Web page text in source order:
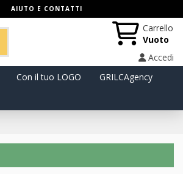
AIUTO E CONTATTI
Carrello
Vuoto
Accedi
Con il tuo LOGO
GRILCAgency